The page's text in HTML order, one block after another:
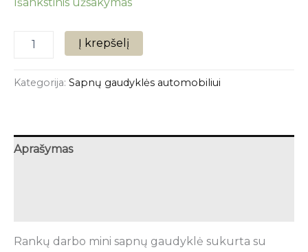
Į krepšelį
Kategorija: Sapnų gaudyklės automobiliui
Aprašymas
Rankų darbo mini sapnų gaudyklė sukurta su